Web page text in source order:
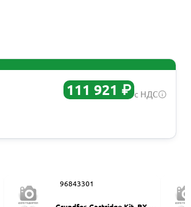
111 921 ₽ с НДС
96843301